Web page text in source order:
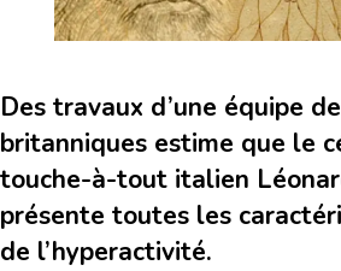
Des travaux d’une équipe
britanniques estime que le
touche-à-tout italien
présente toutes les
de l’hyperactivité.